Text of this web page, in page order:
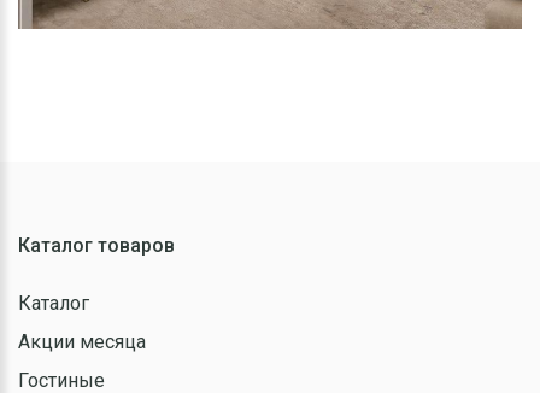
Каталог товаров
Каталог
Акции месяца
Гостиные